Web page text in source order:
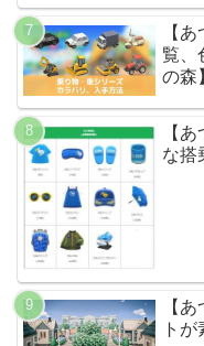
【
覧、
の森
【
な搭
【
ト